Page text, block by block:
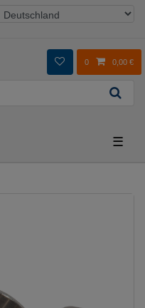
0 0,00 €
☰